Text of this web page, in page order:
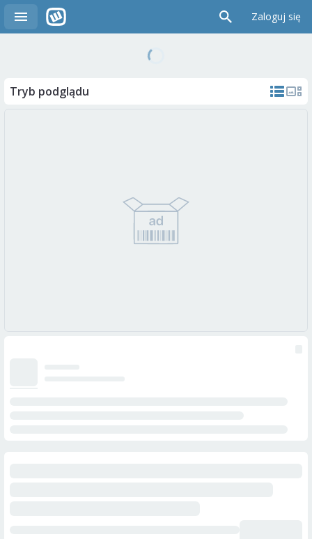
Zaloguj się
Tryb podglądu